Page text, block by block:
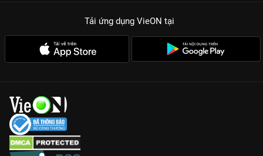
Tải ứng dụng VieON tại